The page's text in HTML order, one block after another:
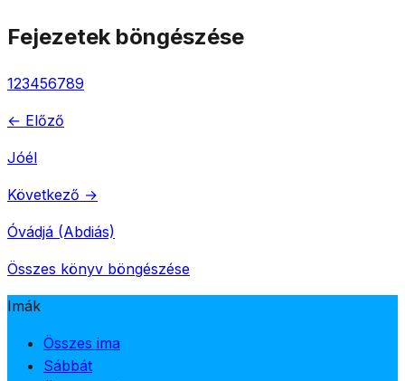
Fejezetek böngészése
123456789
← Előző
Jóél
Következő →
Óvádjá (Abdiás)
Összes könyv böngészése
Imák
Összes ima
Sábbát